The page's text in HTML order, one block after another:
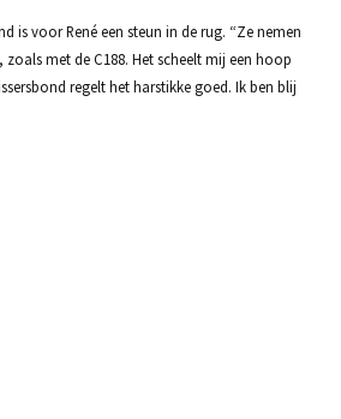
is voor René een steun in de rug. “Ze nemen
met de C188. Het scheelt mij een hoop
regelt het harstikke goed. Ik ben blij